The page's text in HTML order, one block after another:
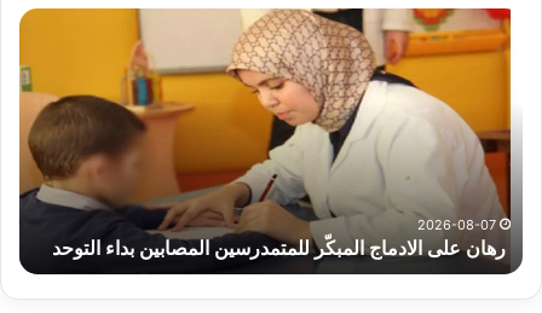
رهان
على
للمتمدرسين
المصابين
التوحد
2026-08-07
رهان على الادماج المبكّر للمتمدرسين المصابين بداء التوحد